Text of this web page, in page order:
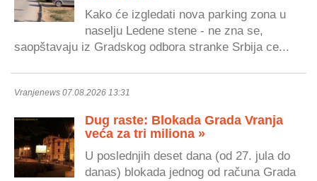
Kako će izgledati nova parking zona u
naselju Ledene stene - ne zna se,
saopštavaju iz Gradskog odbora stranke Srbija ce...
Vranjenews 07.08.2026 13:31
Dug raste: Blokada Grada Vranja
veća za tri miliona »
U poslednjih deset dana (od 27. jula do
danas) blokada jednog od računa Grada